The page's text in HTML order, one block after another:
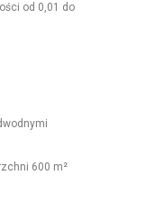
od 0,01 do
600 m²